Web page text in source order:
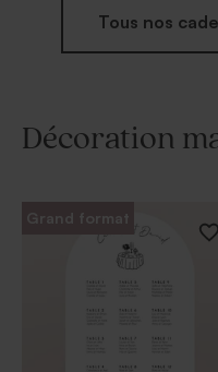
Tous nos
Décoration
Grand format